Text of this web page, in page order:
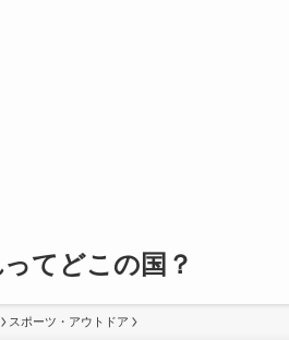
てどこの国？
スポーツ・アウトドア